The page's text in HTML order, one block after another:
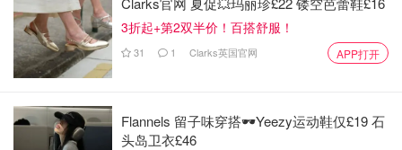
3折起+第2双半价！百搭舒服！
31 1 Clarks英国官网 APP打开
Flannels 留子味穿搭🕶️Yeezy运动鞋仅£19 石
头岛卫衣£46